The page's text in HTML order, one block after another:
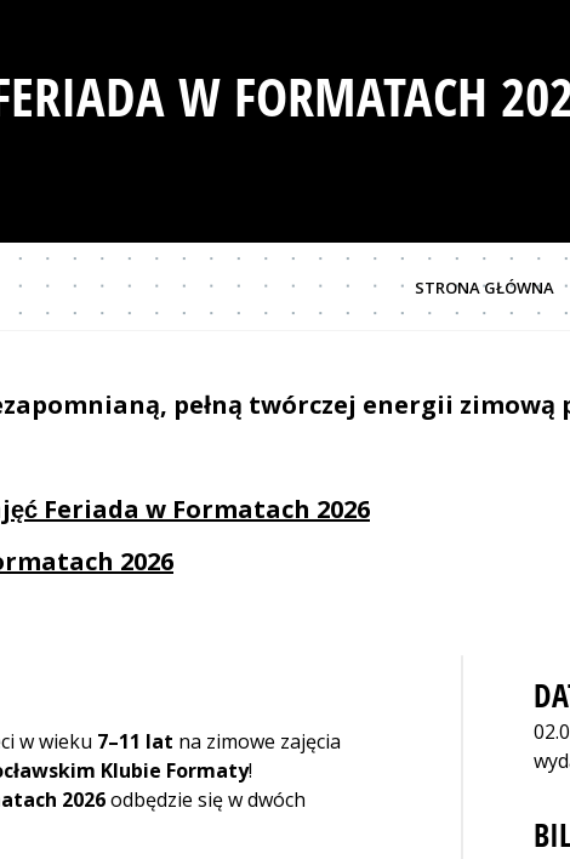
W FORMATACH
STRONA GŁÓWNA
pełną twórczej energii zimową
Feriada w Formatach 2026
2026
w wieku 7–11 lat na zimowe zajęcia
Klubie Formaty!
2026odbędzie się w dwóch